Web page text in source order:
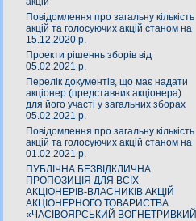
Повідомлення про загальну кількість
акцій та голосуючих акцій станом на
15.12.2020 р.
Проекти рішеннь зборів від
05.02.2021 р.
Перелік документів, що має надати
акціонер (представник акціонера)
для його участі у загальних зборах
05.02.2021 р.
Повідомлення про загальну кількість
акцій та голосуючих акцій станом на
01.02.2021 р.
ПУБЛІЧНА БЕЗВІДКЛИЧНА
ПРОПОЗИЦІЯ ДЛЯ ВСІХ
АКЦІОНЕРІВ-ВЛАСНИКІВ АКЦІЙ
АКЦІОНЕРНОГО ТОВАРИСТВА
«ЧАСIВОЯРСЬКИЙ ВОГНЕТРИВКИЙ